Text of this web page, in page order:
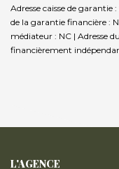
Adresse caisse de garantie
de la garantie financière :
médiateur : NC | Adresse
financièrement
L'AGENCE